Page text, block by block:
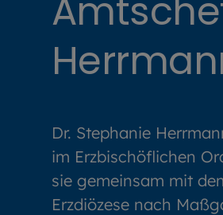
Dr. Stephanie
im Erzbischöflichen
sie gemeinsam mit
Erzdiözese nach